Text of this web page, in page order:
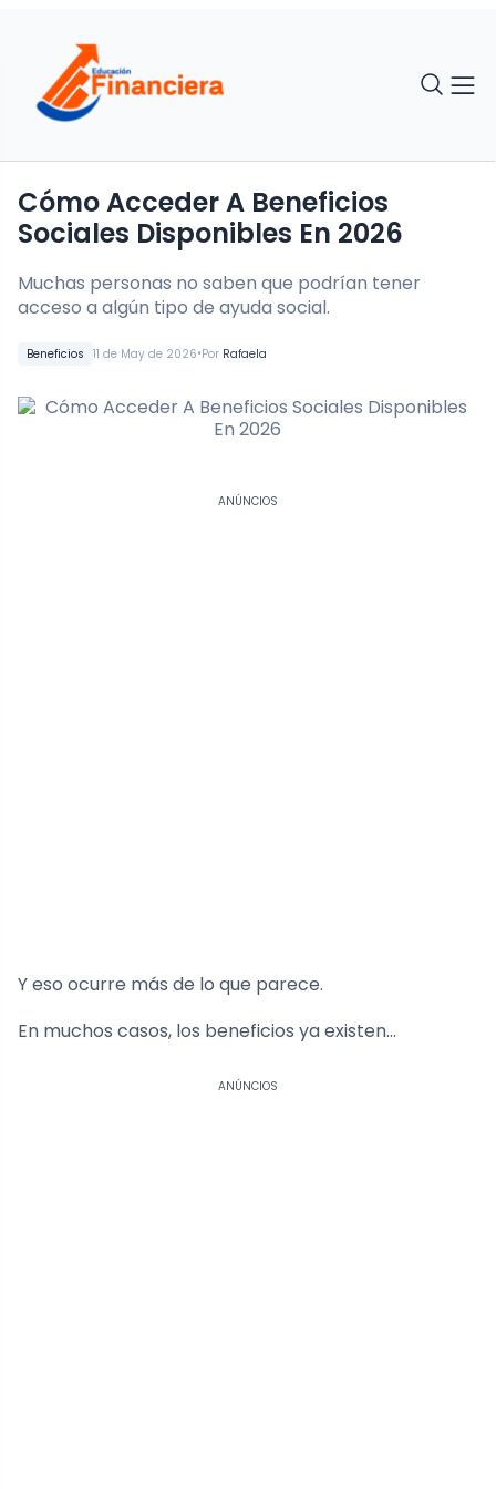
Beneficios 11 de May de 2026•Por Rafaela
Cómo Acceder A Beneficios
Sociales Disponibles En 2026
Muchas personas no saben que podrían tener
acceso a algún tipo de ayuda social.
ANÚNCIOS
Y eso ocurre más de lo que parece.
En muchos casos, los beneficios ya existen…
ANÚNCIOS